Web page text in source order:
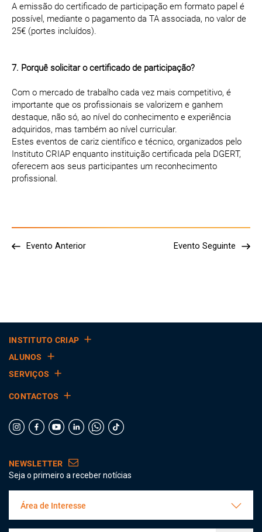
A emissão do certificado de participação em formato papel é
possível, mediante o pagamento da TA associada, no valor de
25€ (portes incluídos).
7. Porquê solicitar o certificado de participação?
Com o mercado de trabalho cada vez mais competitivo, é
importante que os profissionais se valorizem e ganhem
destaque, não só, ao nível do conhecimento e experiência
adquiridos, mas também ao nível curricular.
Estes eventos de cariz científico e técnico, organizados pelo
Instituto CRIAP enquanto instituição certificada pela DGERT,
oferecem aos seus participantes um reconhecimento
profissional.
Evento Anterior Evento Seguinte
INSTITUTO CRIAP
ALUNOS
SERVIÇOS
CONTACTOS
NEWSLETTER
Seja o primeiro a receber notícias
Área de Interesse